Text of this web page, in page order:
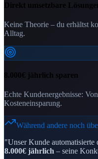
Direkt umsetzbare
Keine Theorie – du erhältst
Alltag.
8.000€ jährlich sparen
Echte Kundenergebnisse:
Kosteneinsparung.
Während andere noch
"Unser Kunde automatisierte
8.000€ jährlich – seine